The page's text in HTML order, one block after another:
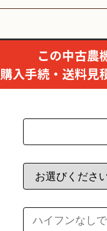
この中古農
購入手続・送料見